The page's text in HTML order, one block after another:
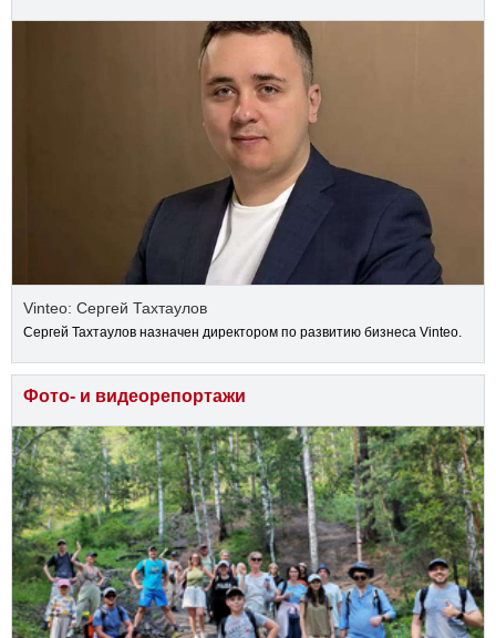
Vinteo: Сергей Тахтаулов
Сергей Тахтаулов назначен директором по развитию бизнеса Vinteo.
Фото- и видеорепортажи